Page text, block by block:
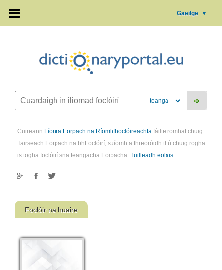
Gaeilge ▼
Cuireann Líonra Eorpach na Ríomhfhoclóireachta fáilte romhat chuig
Tairseach Eorpach na bhFoclóirí, suíomh a threoróidh thú chuig rogha
is togha foclóirí sna teangacha Eorpacha. Tuilleadh eolais...
Foclóir na huaire